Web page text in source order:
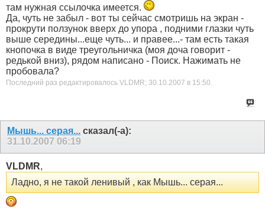
там нужная ссылочка имеется.
Да, чуть не забыл - вот ты сейчас смотришь на экран -
прокрути ползунок вверх до упора , подними глазки чуть
выше середины...еще чуть... и правее...- там есть такая
кнопочка в виде треугольничка (моя доча говорит -
редькой вниз), рядом написано - Поиск. Нажимать не
пробовала?
Последний раз редактировалось VLDMR; 30.10.2007 в 15:50
Мышь... серая... сказал(-а):
31.10.2007 06:19
VLDMR,
Ладно, я не такой ленивый , как Мышь... серая...